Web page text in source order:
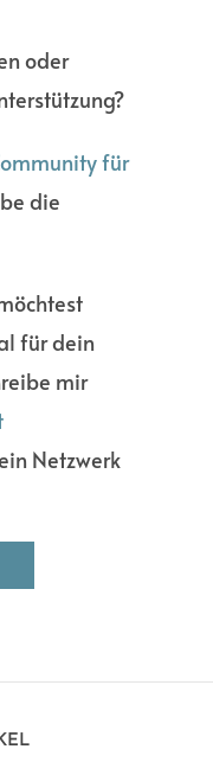
oder
für
die
für dein
mir
Netzwerk